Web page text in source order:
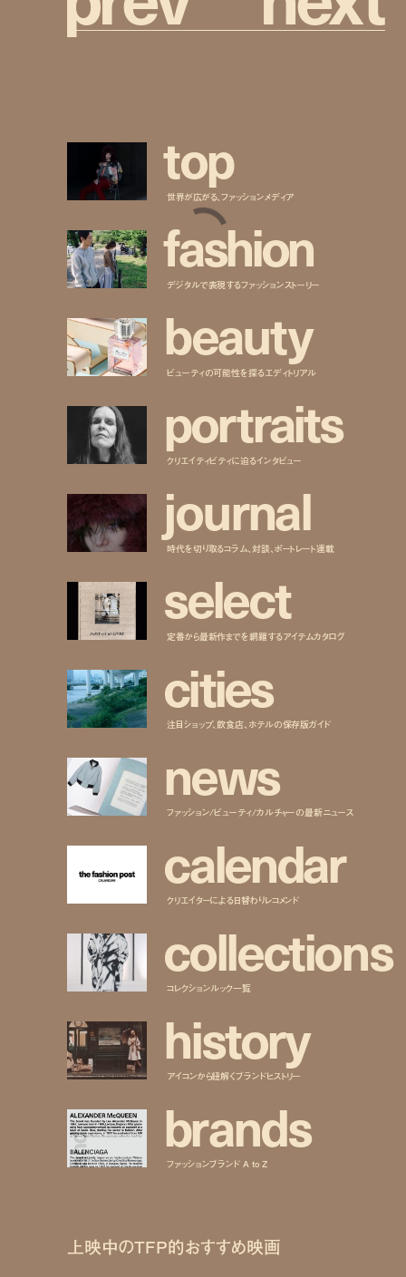
top
世界が広がる、ファッションメディア
fashion
デジタルで表現するファッションストーリー
beauty
ビューティの可能性を探るエディトリアル
portraits
クリエイティビティに迫るインタビュー
journal
時代を切り取るコラム、対談、ポートレート連載
select
定番から最新作までを網羅するアイテムカタログ
cities
注目ショップ、飲食店、ホテルの保存版ガイド
news
ファッション/ビューティ/カルチャーの最新ニュース
calendar
クリエイターによる日替わりレコメンド
collections
コレクションルック一覧
history
アイコンから紐解くブランドヒストリー
brands
ファッションブランド A to Z
上映中のTFP的おすすめ映画